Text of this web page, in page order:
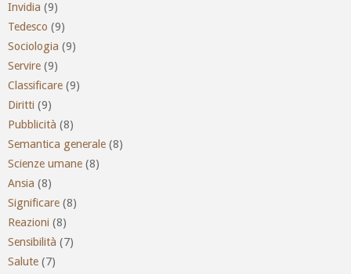
Invidia (9)
Tedesco (9)
Sociologia (9)
Servire (9)
Classificare (9)
Diritti (9)
Pubblicità (8)
Semantica generale (8)
Scienze umane (8)
Ansia (8)
Significare (8)
Reazioni (8)
Sensibilità (7)
Salute (7)